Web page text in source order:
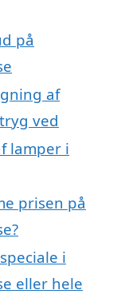
på
af
ved
lamper i
prisen på
i
eller hele